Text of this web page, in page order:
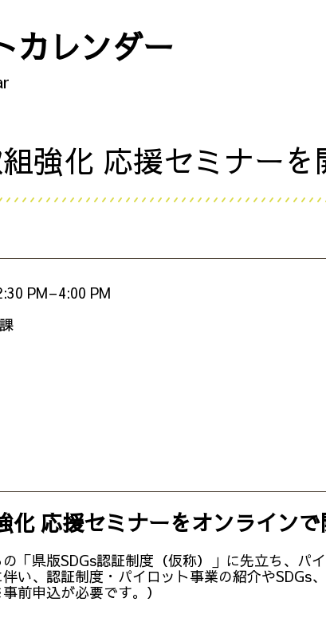
カレンダー
強化 応援セミナーを
PM–4:00 PM
化 応援セミナーをオンラインで
「県版SDGs認証制度（仮称）」に先立ち、パ
い、認証制度・パイロット事業の紹介やSDGs
前申込が必要です。）